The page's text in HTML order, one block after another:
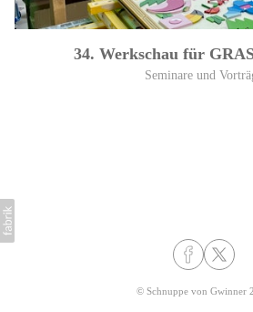
34. Werkschau für
Seminare und
© Schnuppe von Gwinner